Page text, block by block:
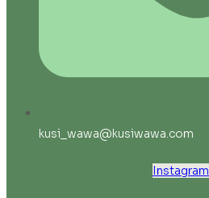
kusi_wawa@kusiwawa.com
Instagram